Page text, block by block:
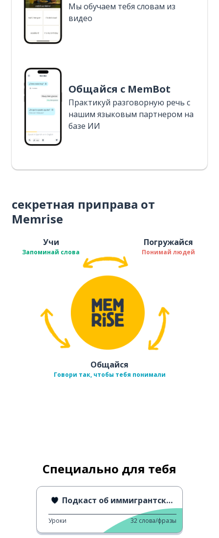
Мы обучаем тебя словам из
видео
Общайся с MemBot
Практикуй разговорную речь с
нашим языковым партнером на
базе ИИ
секретная приправа от
Memrise
Учи
Запоминай слова
Погружайся
Понимай людей
Общайся
Говори так, чтобы тебя понимали
Специально для тебя
Подкаст об иммигрантских семьях
Уроки 32 слова/фразы